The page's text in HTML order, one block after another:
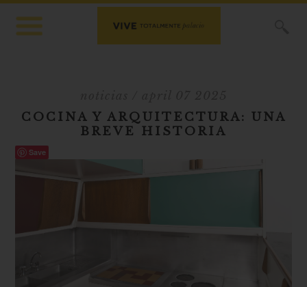
COCINA Y ARQUITECTURA: UNA
BREVE HISTORIA
Save